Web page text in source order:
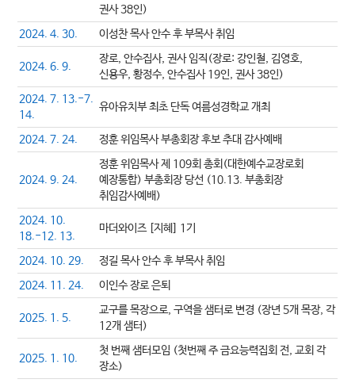
권사 38인)
2024. 4. 30.
이성찬 목사 안수 후 부목사 취임
2024. 6. 9.
장로, 안수집사, 권사 임직(장로: 강인철, 김영호,
신용우, 황정수, 안수집사 19인, 권사 38인)
2024. 7. 13.-7.
14.
유아유치부 최초 단독 여름성경학교 개최
2024. 7. 24. 정훈 위임목사 부총회장 후보 추대 감사예배
2024. 9. 24.
정훈 위임목사 제 109회 총회(대한예수교장로회
예장통합) 부총회장 당선 (10.13. 부총회장
취임감사예배)
2024. 10.
18.-12. 13.
마더와이즈 [지혜] 1기
2024. 10. 29.
정길 목사 안수 후 부목사 취임
2024. 11. 24.
이인수 장로 은퇴
2025. 1. 5.
교구를 목장으로, 구역을 샘터로 변경 (장년 5개 목장, 각
12개 샘터)
2025. 1. 10.
첫 번째 샘터모임 (첫번째 주 금요능력집회 전, 교회 각
장소)